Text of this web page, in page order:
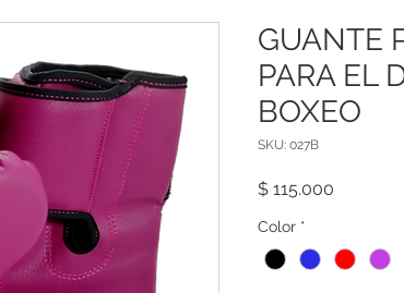
GUANTE
PARA EL
BOXEO
SKU: 027B
$ 115.000
Color *